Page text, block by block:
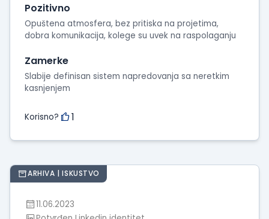
Pozitivno
Opuštena atmosfera, bez pritiska na projetima,
dobra komunikacija, kolege su uvek na raspolaganju
Zamerke
Slabije definisan sistem napredovanja sa neretkim
kasnjenjem
Korisno? 1
ARHIVA | ISKUSTVO
11.06.2023